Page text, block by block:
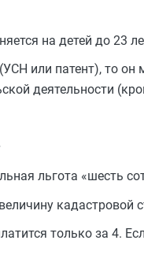
на детей до 23
или патент), то
деятельности
льгота «шесть
только за 4.